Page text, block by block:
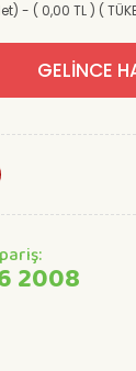
- ( 0,00 TL ) (
GELİNCE
2008